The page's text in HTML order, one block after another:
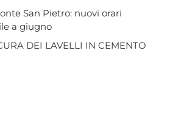
San Pietro: nuovi orari
a giugno
DEI LAVELLI IN CEMENTO